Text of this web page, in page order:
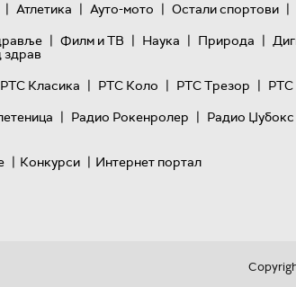
| Атлетика | Ауто-мото | Остали спортови |
| Филм и ТВ | Наука | Природа |
здрав
РТС Класика | РТС Коло | РТС Трезор | РТС
| Радио Рокенролер | Радио Џубокс
| Конкурси | Интернет портал